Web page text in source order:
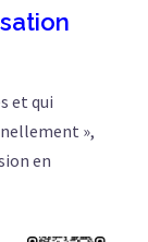
et qui
»,
en